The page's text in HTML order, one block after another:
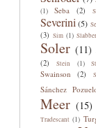
(1) Seba (2)
Severini (5)
(3) Sim (1) Slabber
Soler (11)
(2) Stein (1)
Swainson (2)
Sánchez
Meer (15)
Tradescant (1)